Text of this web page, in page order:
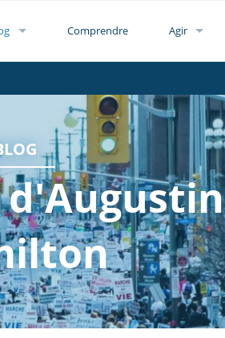
Comprendre Agir
d'Augustin